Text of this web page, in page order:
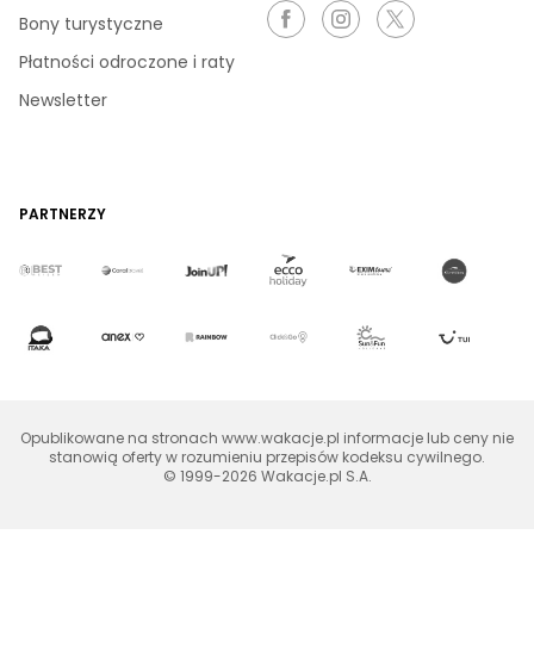
Bony turystyczne
Płatności odroczone i raty
Newsletter
PARTNERZY
Opublikowane na stronach www.wakacje.pl informacje lub ceny nie
stanowią oferty w rozumieniu przepisów kodeksu cywilnego.
© 1999-2026 Wakacje.pl S.A.